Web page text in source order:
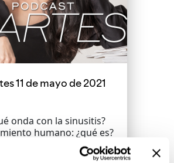
11 de mayo de 2021
onda con la sinusitis?
humano: ¿qué es?
qué sirve? *Votar para
con la impunidad